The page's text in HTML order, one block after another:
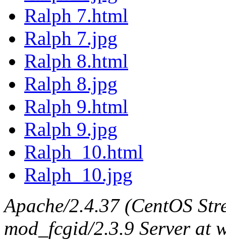
Ralph 7.html
Ralph 7.jpg
Ralph 8.html
Ralph 8.jpg
Ralph 9.html
Ralph 9.jpg
Ralph_10.html
Ralph_10.jpg
Apache/2.4.37 (CentOS
mod_fcgid/2.3.9 Server at